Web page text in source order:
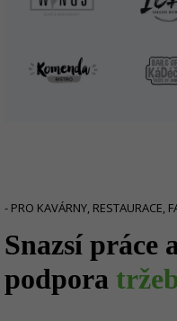
- PRO KAVÁRNY, RESTAURACE,
Snazsí práce
podpora